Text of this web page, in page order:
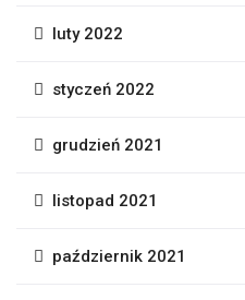
luty 2022
styczeń 2022
grudzień 2021
listopad 2021
październik 2021